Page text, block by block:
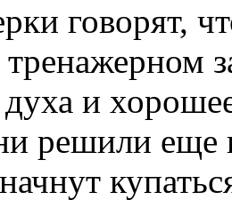
говорят,
тренажерном
и
решили еще